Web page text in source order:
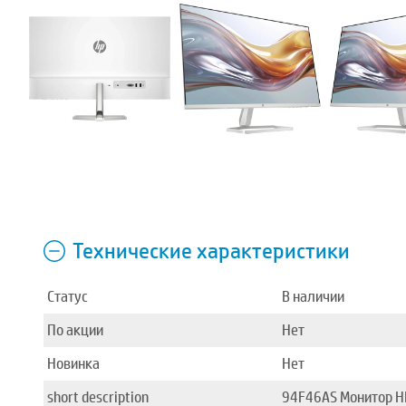
Технические характеристики
Статус
В наличии
По акции
Нет
Новинка
Нет
short description
94F46AS Монитор